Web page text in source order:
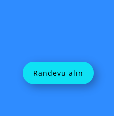
Randevu alın